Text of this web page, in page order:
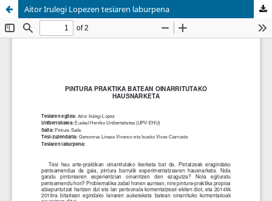
Aitor Irulegi Lopezen tesiaren laburpena